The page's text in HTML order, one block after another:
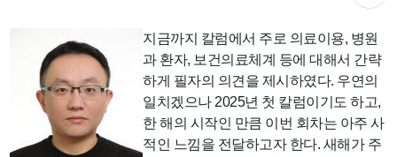
지금까지 칼럼에서 주로 의료이용, 병원
과 환자, 보건의료체계 등에 대해서 간략
하게 필자의 의견을 제시하였다. 우연의
일치겠으나 2025년 첫 칼럼이기도 하고,
한 해의 시작인 만큼 이번 회차는 아주 사
적인 느낌을 전달하고자 한다. 새해가 주